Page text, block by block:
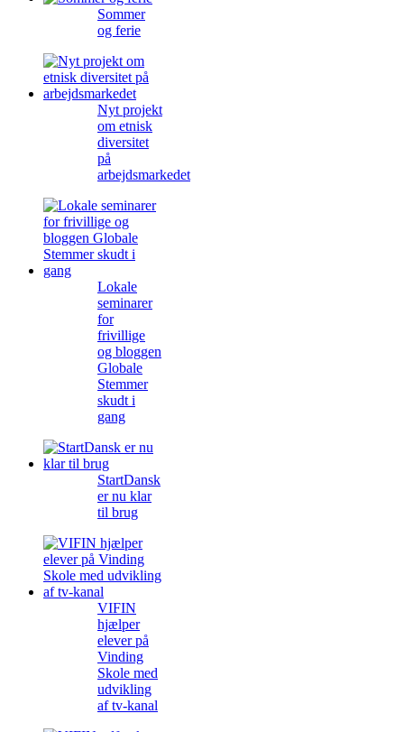
Sommer
og ferie
Nyt projekt
om etnisk
diversitet
på
arbejdsmarkedet
Lokale
seminarer
for
frivillige
og bloggen
Globale
Stemmer
skudt i
gang
StartDansk
er nu klar
til brug
VIFIN
hjælper
elever på
Vinding
Skole med
udvikling
af tv-kanal